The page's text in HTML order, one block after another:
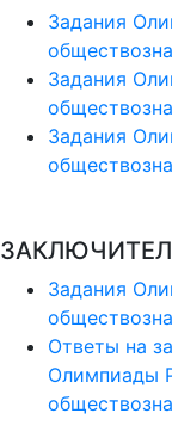
Задания
Задания
Задания
Задания
Ответы на
Олимпиады